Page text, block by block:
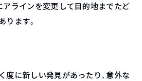
アラインを変更して目的地までたど
ります。
度に新しい発見があったり、意外な